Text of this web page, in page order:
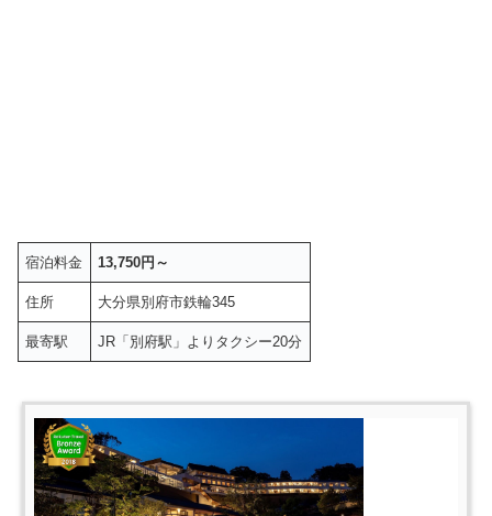
宿泊料金 13,750円～
住所 大分県別府市鉄輪345
最寄駅 JR「別府駅」よりタクシー20分